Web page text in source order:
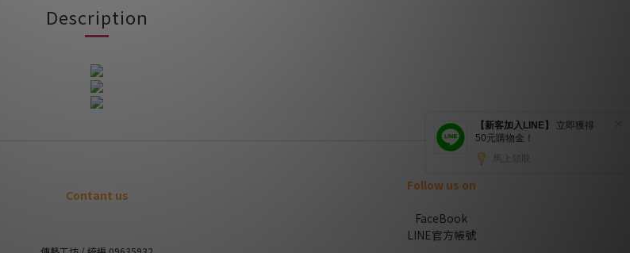
Description
Contant us
Follow us on
FaceBook
LINE官方帳號